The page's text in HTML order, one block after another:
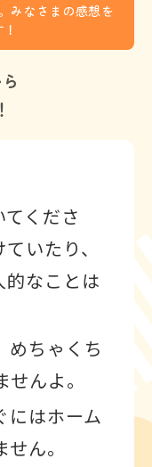
みなさまの感想を
くださ
いたり、
なことは
めちゃくち
んよ。
にはホーム
ん。